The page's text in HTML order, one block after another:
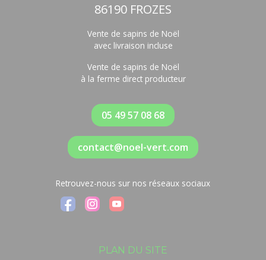
86190 FROZES
Vente de sapins de Noël
avec livraison incluse
Vente de sapins de Noël
à la ferme direct producteur
05 49 57 08 68
contact@noel-vert.com
Retrouvez-nous sur nos réseaux sociaux
PLAN DU SITE